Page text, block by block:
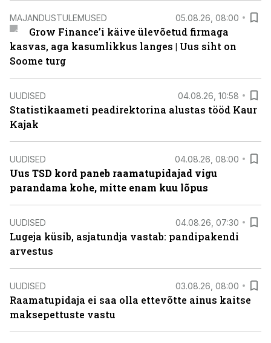
MAJANDUSTULEMUSED 05.08.26, 08:00
Grow Finance’i käive ülevõetud firmaga
kasvas, aga kasumlikkus langes | Uus siht on
Soome turg
UUDISED 04.08.26, 10:58
Statistikaameti peadirektorina alustas tööd Kaur
Kajak
UUDISED 04.08.26, 08:00
Uus TSD kord paneb raamatupidajad vigu
parandama kohe, mitte enam kuu lõpus
UUDISED 04.08.26, 07:30
Lugeja küsib, asjatundja vastab: pandipakendi
arvestus
UUDISED 03.08.26, 08:00
Raamatupidaja ei saa olla ettevõtte ainus kaitse
maksepettuste vastu